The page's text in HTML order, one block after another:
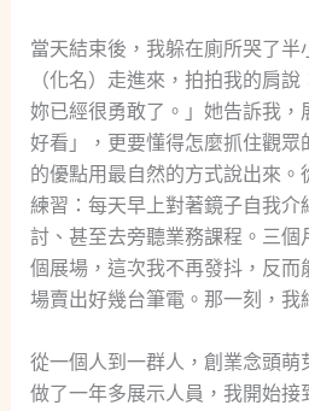
當天結束後，我躲在廁所哭了半
（化名）走進來，拍拍我的肩說
妳已經很勇敢了。」她告訴我，
好看」，更要懂得怎麼抓住觀眾
的優點用最自然的方式說出來。
練習：每天早上對著鏡子自我介
討、甚至去旁聽業務課程。三個
個展場，這次我不再發抖，反而
場賣出好幾台筆電。那一刻，我
從一個人到一群人，創業念頭萌
做了一年多展示人員，我開始接